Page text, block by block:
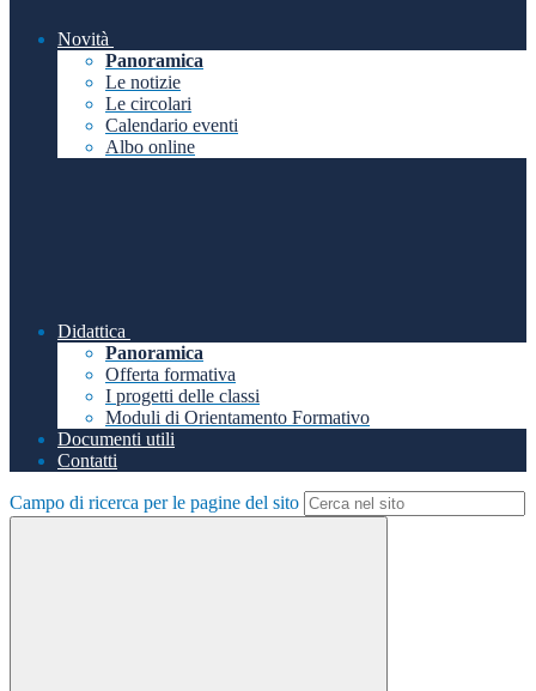
Novità
Panoramica
Le notizie
Le circolari
Calendario eventi
Albo online
Didattica
Panoramica
Offerta formativa
I progetti delle classi
Moduli di Orientamento Formativo
Documenti utili
Contatti
Campo di ricerca per le pagine del sito